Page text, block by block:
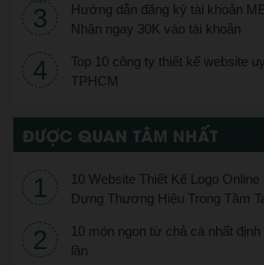
Hướng dẫn đăng ký tài khoản
Nhận ngay 30K vào tài khoản
Top 10 công ty thiết kế website
TPHCM
ĐƯỢC QUAN TÂM NHẤT
10 Website Thiết Kế Logo
Dựng Thương Hiệu Trong Tầm
10 món ngon từ chả cá nhất
lần